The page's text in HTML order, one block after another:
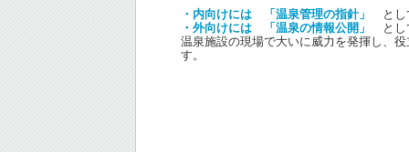
・内向けには 「温泉管理の指針」
とし
・外向けには 「温泉の情報公開」
とし
温泉施設の現場で大いに威力を発揮し、役
す。